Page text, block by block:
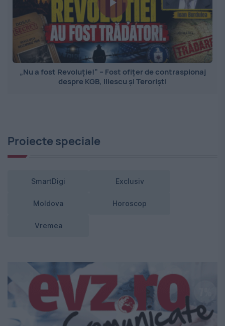
„Nu a fost Revoluție!” – Fost ofițer de contraspionaj
despre KGB, Iliescu și Teroriști
Proiecte speciale
SmartDigi Exclusiv
Moldova Horoscop
Vremea